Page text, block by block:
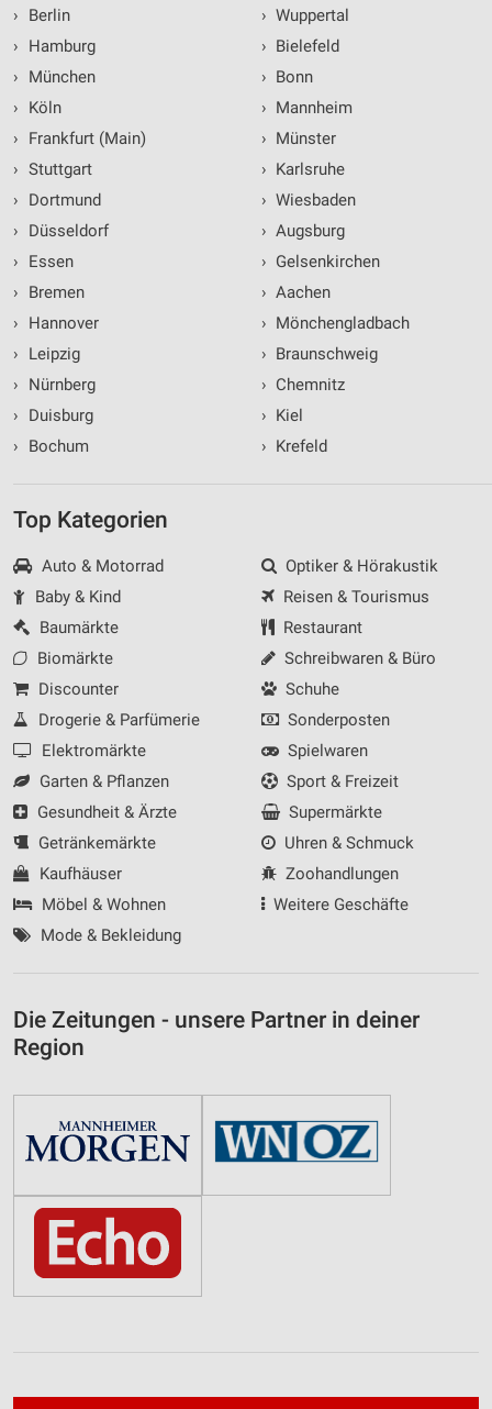
›
Berlin
›
Hamburg
›
München
›
Köln
›
Frankfurt (Main)
› Stuttgart
›
Dortmund
›
Düsseldorf
›
Essen
›
Bremen
›
Hannover
›
Leipzig
›
Nürnberg
›
Duisburg
›
Bochum
› Wuppertal
› Bielefeld
› Bonn
› Mannheim
› Münster
› Karlsruhe
› Wiesbaden
› Augsburg
› Gelsenkirchen
› Aachen
› Mönchengladbach
› Braunschweig
› Chemnitz
› Kiel
› Krefeld
Top Kategorien
Auto & Motorrad
Baby & Kind
Baumärkte
Biomärkte
Discounter
Drogerie & Parfümerie
Elektromärkte
Garten & Pflanzen
Gesundheit & Ärzte
Getränkemärkte
Kaufhäuser
Möbel & Wohnen
Mode & Bekleidung
Optiker & Hörakustik
Reisen & Tourismus
Restaurant
Schreibwaren & Büro
Schuhe
Sonderposten
Spielwaren
Sport & Freizeit
Supermärkte
Uhren & Schmuck
Zoohandlungen
Weitere Geschäfte
Die Zeitungen - unsere Partner in deiner
Region